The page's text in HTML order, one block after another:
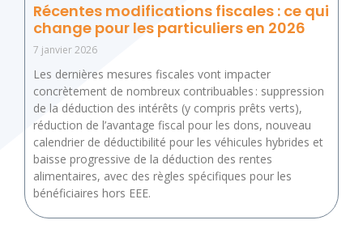
Récentes modifications fiscales : ce qui
change pour les particuliers en 2026
7 janvier 2026
Les dernières mesures fiscales vont impacter
concrètement de nombreux contribuables : suppression
de la déduction des intérêts (y compris prêts verts),
réduction de l’avantage fiscal pour les dons, nouveau
calendrier de déductibilité pour les véhicules hybrides et
baisse progressive de la déduction des rentes
alimentaires, avec des règles spécifiques pour les
bénéficiaires hors EEE.